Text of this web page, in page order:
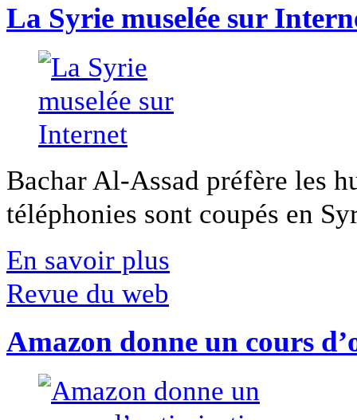
La Syrie muselée sur
Bachar Al-Assad préfère les
téléphonies sont coupés en
En savoir plus
Revue du web
Amazon donne un cours